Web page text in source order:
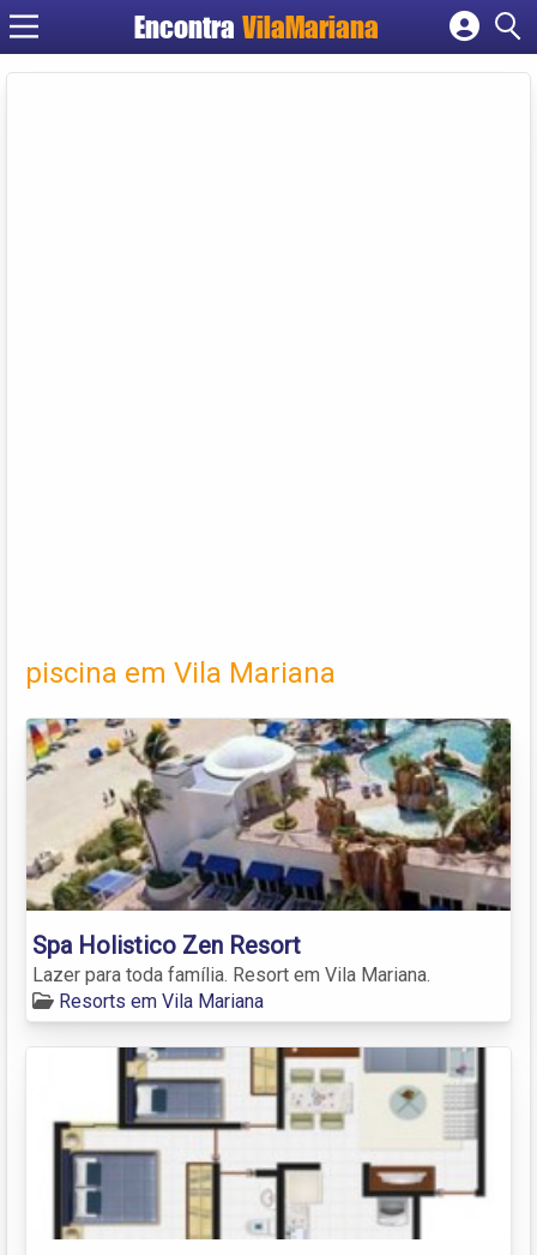
EncontraVilaMariana
Cadastrar empresa
piscina em Vila Mariana
Spa Holistico Zen Resort
Lazer para toda família. Resort em Vila Mariana.
Resorts em Vila Mariana